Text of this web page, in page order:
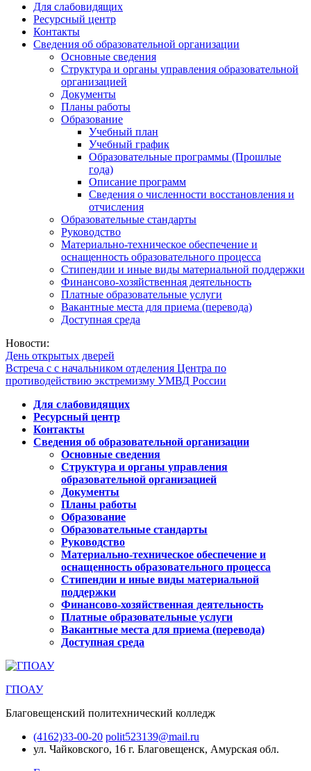
Для слабовидящих
Ресурсный центр
Контакты
Сведения об образовательной организации
Основные сведения
Структура и органы управления образовательной
организацией
Документы
Планы работы
Образование
Учебный план
Учебный график
Образовательные программы (Прошлые
года)
Описание программ
Сведения о численности восстановления и
отчисления
Образовательные стандарты
Руководство
Материально-техническое обеспечение и
оснащенность образовательного процесса
Стипендии и иные виды материальной поддержки
Финансово-хозяйственная деятельность
Платные образовательные услуги
Вакантные места для приема (перевода)
Доступная среда
Новости:
День открытых дверей
Встреча с с начальником отделения Центра по
противодействию экстремизму УМВД России
Для слабовидящих
Ресурсный центр
Контакты
Сведения об образовательной организации
Основные сведения
Структура и органы управления
образовательной организацией
Документы
Планы работы
Образование
Образовательные стандарты
Руководство
Материально-техническое обеспечение и
оснащенность образовательного процесса
Стипендии и иные виды материальной
поддержки
Финансово-хозяйственная деятельность
Платные образовательные услуги
Вакантные места для приема (перевода)
Доступная среда
ГПОАУ
Благовещенский политехнический колледж
(4162)33-00-20 polit523139@mail.ru
ул. Чайковского, 16 г. Благовещенск, Амурская обл.